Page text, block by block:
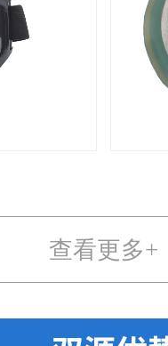
查看更多+